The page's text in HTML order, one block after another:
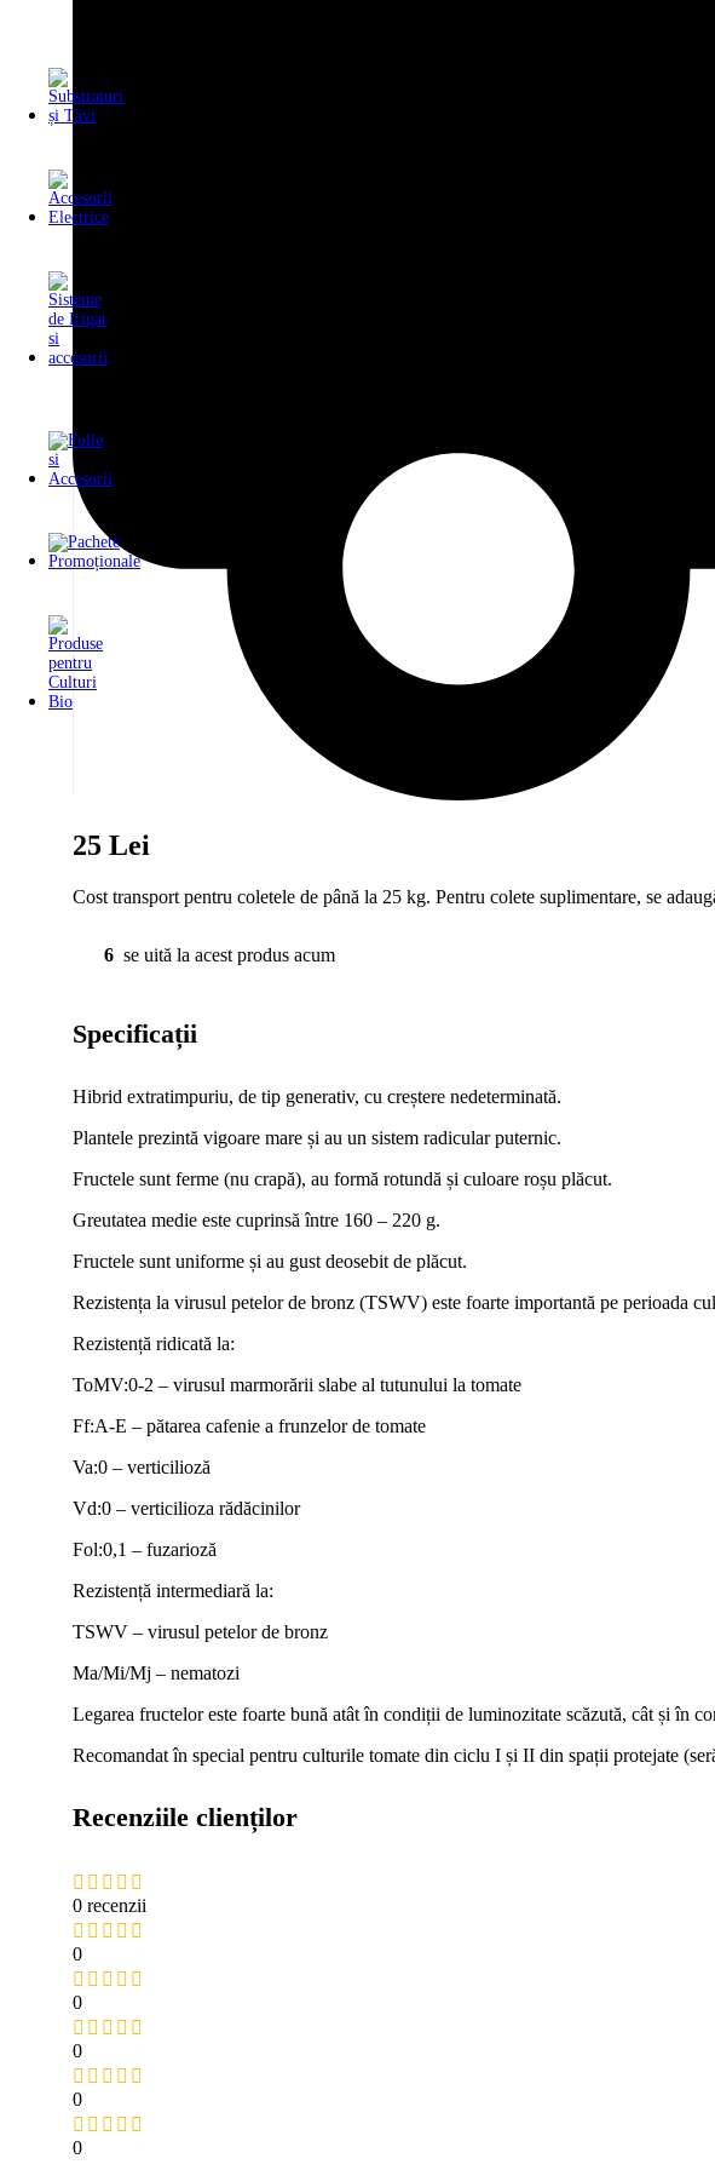
25 Lei
Cost transport pentru coletele de până la 25 kg. Pentru colete suplimentare, se
6 se uită la acest produs acum
Specificații
Hibrid extratimpuriu, de tip generativ, cu creștere nedeterminată.
Plantele prezintă vigoare mare și au un sistem radicular puternic.
Fructele sunt ferme (nu crapă), au formă rotundă și culoare roșu plăcut.
Greutatea medie este cuprinsă între 160 – 220 g.
Fructele sunt uniforme și au gust deosebit de plăcut.
Rezistența la virusul petelor de bronz (TSWV) este foarte importantă pe perioada
Rezistență ridicată la:
ToMV:0-2 – virusul marmorării slabe al tutunului la tomate
Ff:A-E – pătarea cafenie a frunzelor de tomate
Va:0 – verticilioză
Vd:0 – verticilioza rădăcinilor
Fol:0,1 – fuzarioză
Rezistență intermediară la:
TSWV – virusul petelor de bronz
Ma/Mi/Mj – nematozi
Legarea fructelor este foarte bună atât în condiții de luminozitate scăzută, cât și în
Recomandat în special pentru culturile tomate din ciclu I și II din spații protejate
Recenziile clienților
0 recenzii
0
0
0
0
0